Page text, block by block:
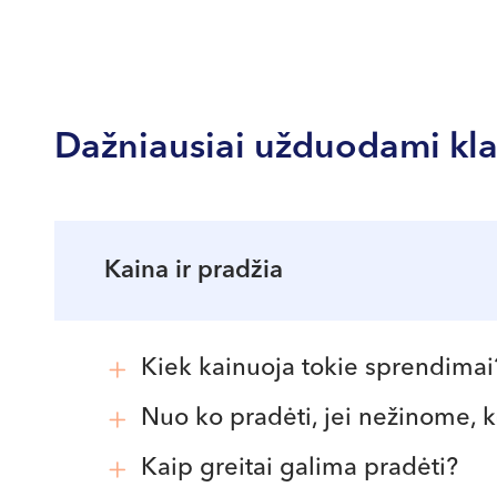
Dažniausiai užduodami
Kaina ir pradžia
Kiek kainuoja tokie
Kaina priklauso nuo darbuotojų
Nuo ko pradėti, jei nežinome,
Nuoužklausos mums. Mes
Kaip greitai galima pradėti?